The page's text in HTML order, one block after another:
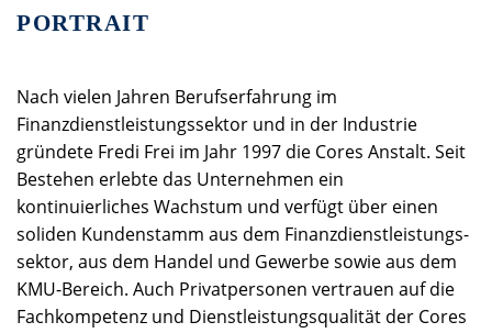
PORTRAIT
Nach vielen Jahren Berufserfahrung im
Finanzdienstleistungssektor und in der Industrie
gründete Fredi Frei im Jahr 1997 die Cores Anstalt. Seit
Bestehen erlebte das Unternehmen ein
kontinuierliches Wachstum und verfügt über einen
soliden Kundenstamm aus dem Finanzdienstleistungs-
sektor, aus dem Handel und Gewerbe sowie aus dem
KMU-Bereich. Auch Privatpersonen vertrauen auf die
Fachkompetenz und Dienstleistungsqualität der Cores